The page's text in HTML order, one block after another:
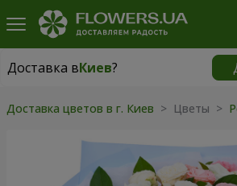
Доставка вКиев?
Доставка вКиев
Доставка цветов в г. Киев > Цветы >